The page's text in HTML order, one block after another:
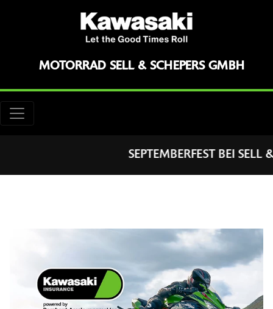
MOTORRAD SELL & SCHEPERS GMBH
SEPTEMBERFEST BEI